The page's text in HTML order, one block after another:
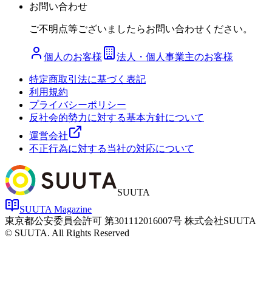
お問い合わせ
ご不明点等ございましたらお問い合わせください。
個人のお客様 法人・個人事業主のお客様
特定商取引法に基づく表記
利用規約
プライバシーポリシー
反社会的勢力に対する基本方針について
運営会社
不正行為に対する当社の対応について
SUUTA
SUUTA Magazine
東京都公安委員会許可 第301112016007号 株式会社SUUTA
© SUUTA. All Rights Reserved